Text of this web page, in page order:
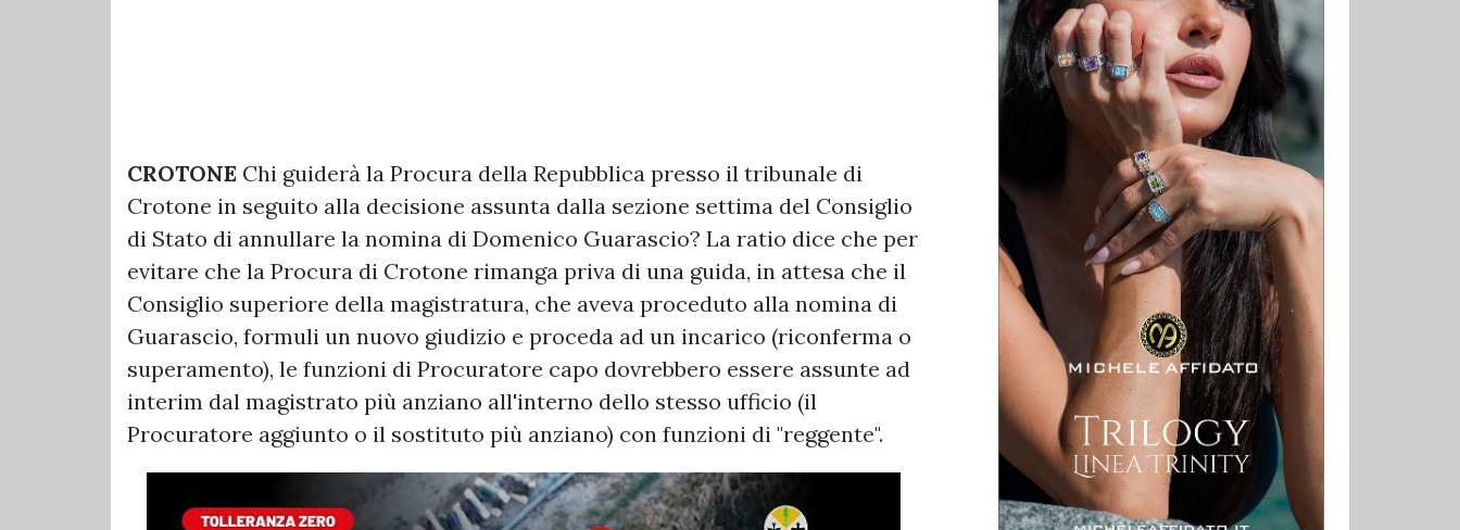
CROTONE Chi guiderà la Procura della Repubblica presso il tribunale di
Crotone in seguito alla decisione assunta dalla sezione settima del Consiglio
di Stato di annullare la nomina di Domenico Guarascio? La ratio dice che per
evitare che la Procura di Crotone rimanga priva di una guida, in attesa che il
Consiglio superiore della magistratura, che aveva proceduto alla nomina di
Guarascio, formuli un nuovo giudizio e proceda ad un incarico (riconferma o
superamento), le funzioni di Procuratore capo dovrebbero essere assunte ad
interim dal magistrato più anziano all'interno dello stesso ufficio (il
Procuratore aggiunto o il sostituto più anziano) con funzioni di "reggente".